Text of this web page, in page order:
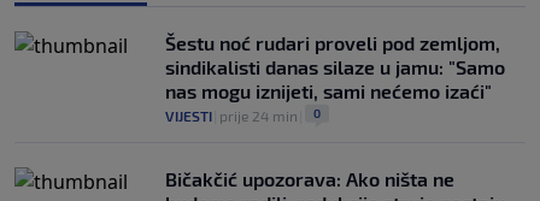
Šestu noć rudari proveli pod zemljom,
sindikalisti danas silaze u jamu: "Samo
nas mogu iznijeti, sami nećemo izaći"
VIJESTI prije 24 min 0
Bičakčić upozorava: Ako ništa ne